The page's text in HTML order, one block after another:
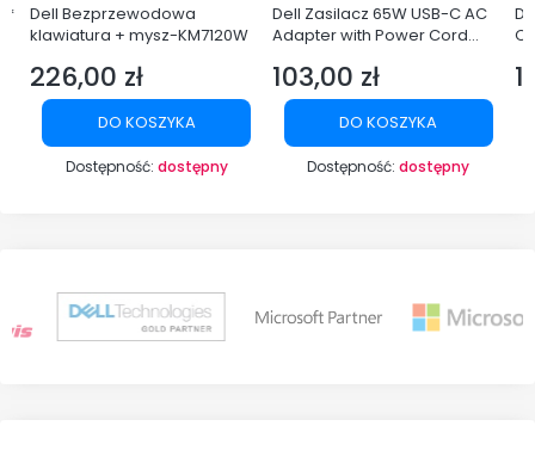
Dell Bezprzewodowa
klawiatura + mysz-KM7120W
Cena
226,00 zł
DO KOSZYKA
Dostępność: dostępny
Dell Zasilacz 65W USB-C AC
Adapter with Power Cord
Cena
103,00 zł
DO KOSZYKA
Dostępność:dostępny